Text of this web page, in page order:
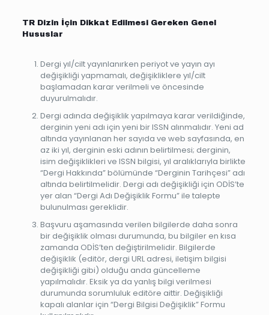
TR Dizin İçin Dikkat Edilmesi Gereken Genel
Hususlar
Dergi yıl/cilt yayınlanırken periyot ve yayın ayı
değişikliği yapmamalı, değişikliklere yıl/cilt
başlamadan karar verilmeli ve öncesinde
duyurulmalıdır.
Dergi adında değişiklik yapılmaya karar verildiğinde,
derginin yeni adı için yeni bir ISSN alınmalıdır. Yeni ad
altında yayınlanan her sayıda ve web sayfasında, en
az iki yıl, derginin eski adının belirtilmesi; derginin,
isim değişiklikleri ve ISSN bilgisi, yıl aralıklarıyla birlikte
“Dergi Hakkında” bölümünde “Derginin Tarihçesi” adı
altında belirtilmelidir. Dergi adı değişikliği için ODİS’te
yer alan “Dergi Adı Değişiklik Formu” ile talepte
bulunulması gereklidir.
Başvuru aşamasında verilen bilgilerde daha sonra
bir değişiklik olması durumunda, bu bilgiler en kısa
zamanda ODİS’ten değiştirilmelidir. Bilgilerde
değişiklik (editör, dergi URL adresi, iletişim bilgisi
değişikliği gibi) olduğu anda güncelleme
yapılmalıdır. Eksik ya da yanlış bilgi verilmesi
durumunda sorumluluk editöre aittir. Değişikliği
kapalı alanlar için “Dergi Bilgisi Değişiklik” Formu